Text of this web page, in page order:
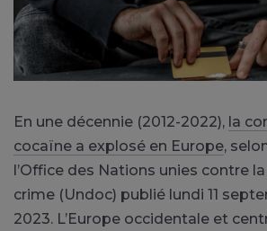
En une décennie (2012-2022), la
cocaïne a explosé en Europe,
l’Office des Nations unies contre
crime (Undoc) publié lundi 11
2023. L’Europe occidentale et